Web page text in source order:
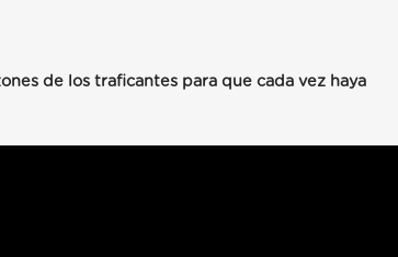
de los traficantes para que cada vez haya